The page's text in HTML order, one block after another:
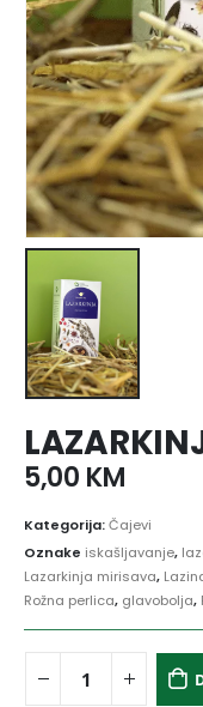
5,00 KM
Kategorija:Čajevi
Oznake iskašljavanje,
Lazarkinja mirisava,
Rožna perlica, glavobolja,